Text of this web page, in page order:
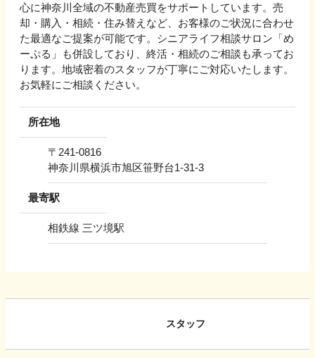
心に神奈川全域の不動産売買をサポートしています。売
却・購入・相続・住み替えなど、お客様のご状況に合わせ
た最適なご提案が可能です。シニアライフ相談サロン「め
ーぷる」も併設しており、終活・相続のご相談も承ってお
ります。地域密着のスタッフが丁寧にご対応いたします。
お気軽にご相談ください。
所在地
〒 241-0816
神奈川県横浜市旭区笹野台1-31-3
最寄駅
相鉄線 三ツ境駅
スタッフ